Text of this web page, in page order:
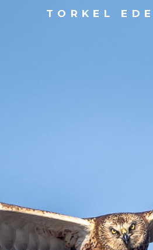
TORKEL